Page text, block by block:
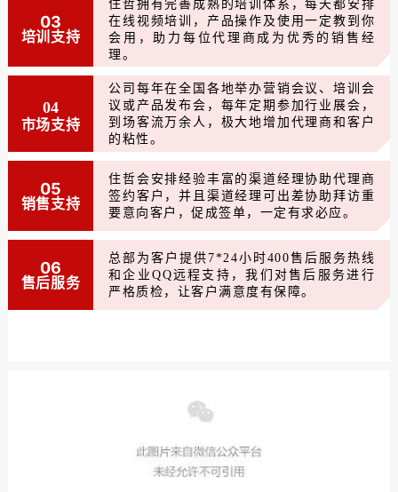
03
培训支持
住哲拥有完善成熟的培训体系，每天都安排
在线视频培训，产品操作及使用一定教到你
会用，助力每位代理商成为优秀的销售经
理。
04
市场支持
公司每年在全国各地举办营销会议、培训会
议或产品发布会，每年定期参加行业展会，
到场客流万余人，极大地增加代理商和客户
的粘性。
05
销售支持
住哲会安排经验丰富的渠道经理协助代理商
签约客户，并且渠道经理可出差协助拜访重
要意向客户，促成签单，一定有求必应。
06
售后服务
总部为客户提供7*24小时400售后服务热线
和企业QQ远程支持，我们对售后服务进行
严格质检，让客户满意度有保障。